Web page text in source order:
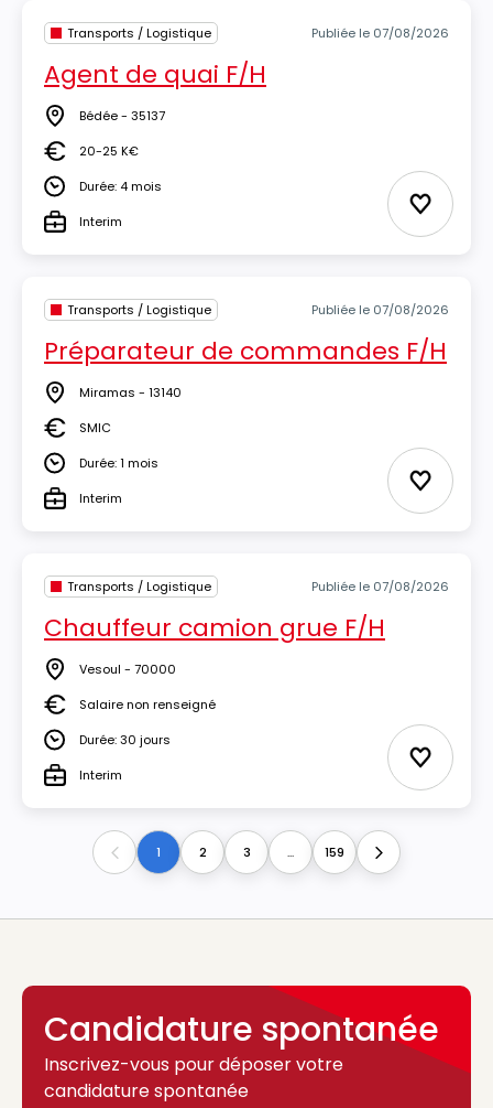
Transports / Logistique Publiée le 07/08/2026
Agent de quai F/H
Lieu Bédée - 35137
Salaire20-25 K€
DuréeDurée: 4 mois
TypeInterim Ajouter
Transports / Logistique Publiée le 07/08/2026
Préparateur de commandes F/H
Lieu Miramas - 13140
Salaire
SMIC
DuréeDurée: 1 mois
TypeInterim Ajouter
Transports / Logistique Publiée le 07/08/2026
Chauffeur camion grue F/H
Lieu Vesoul - 70000
SalaireSalaire non renseigné
DuréeDurée: 30 jours
TypeInterim Ajouter
Previous1 2 3 ... 159 Next
Candidature spontanée
Inscrivez-vous pour déposer votre
candidature spontanée